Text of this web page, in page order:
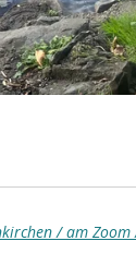
/ am